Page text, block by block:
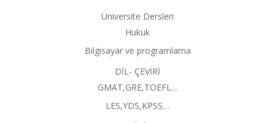
Üniversite Dersleri
Hukuk
Bilgisayar ve programlama
DİL- ÇEVİRİ
GMAT,GRE,TOEFL…
LES,YDS,KPSS…